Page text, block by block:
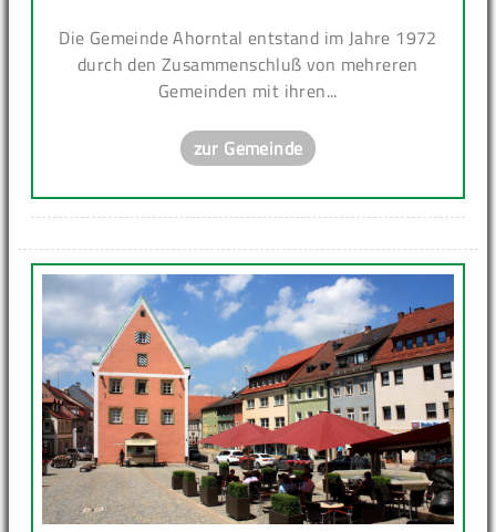
Die Gemeinde Ahorntal entstand im Jahre 1972
durch den Zusammenschluß von mehreren
Gemeinden mit ihren...
zur Gemeinde